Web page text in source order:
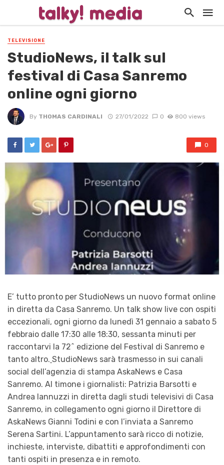
TELEVISIONE
StudioNews, il talk sul
festival di Casa Sanremo
online ogni giorno
By THOMAS CARDINALI 27/01/2022 0 800 views
0
E’ tutto pronto per StudioNews un nuovo format online
in diretta da Casa Sanremo. Un talk show live con ospiti
eccezionali, ogni giorno da lunedì 31 gennaio a sabato 5
febbraio dalle 17:30 alle 18:30, sessanta minuti per
raccontarvi la 72^ edizione del Festival di Sanremo e
tanto altro. StudioNews sarà trasmesso in sui canali
social dell’agenzia di stampa AskaNews e Casa
Sanremo. Al timone i giornalisti: Patrizia Barsotti e
Andrea Iannuzzi in diretta dagli studi televisivi di Casa
Sanremo, in collegamento ogni giorno il Direttore di
AskaNews Gianni Todini e con l’inviata a Sanremo
Serena Sartini. L’appuntamento sarà ricco di notizie,
inchieste, interviste, dibattiti e approfondimenti con
tanti ospiti in presenza e in remoto.